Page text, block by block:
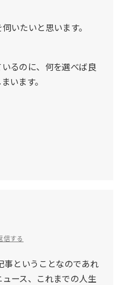
いたいと思います。
るのに、何を選べば良
います。
信する
事ということなのであれ
ース、これまでの人生